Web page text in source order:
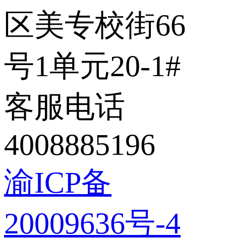
区美专校街66
号1单元20-1#
客服电话
4008885196
渝ICP备
20009636号-4